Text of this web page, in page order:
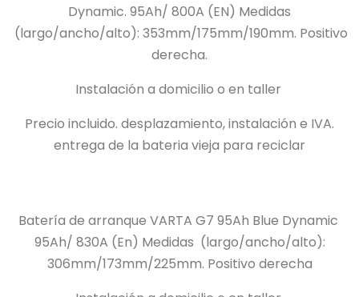
Dynamic. 95Ah/ 800A (EN) Medidas
(largo/ancho/alto): 353mm/175mm/190mm. Positivo
derecha.
Instalación a domicilio o en taller
Precio incluido. desplazamiento, instalación e IVA.
entrega de la bateria vieja para reciclar
Batería de arranque VARTA G7 95Ah Blue Dynamic
95Ah/ 830A (En) Medidas (largo/ancho/alto):
306mm/173mm/225mm. Positivo derecha